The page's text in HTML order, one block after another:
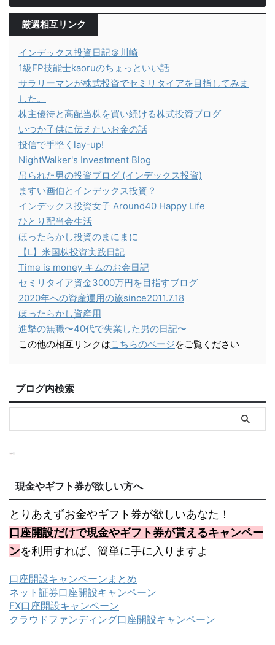
厳選相互リンク
インデックス投資日記＠川崎
1級FP技能士kaoruのちょっといい話
サラリーマンが株式投資でセミリタイアを目指してみま
した。
株主優待と高配当株を買い続ける株式投資ブログ
いつか子供に伝えたいお金の話
投信で手堅くlay-up!
NightWalker's Investment Blog
吊られた男の投資ブログ (インデックス投資)
ますい画伯とインデックス投資？
インデックス投資女子 Around40 Happy Life
ひとり配当金生活
ほったらかし投資のまにまに
【L】米国株投資実践日記
Time is money キムのお金日記
セミリタイア資金3000万円を目指すブログ
2020年への資産運用の旅since2011.7.18
ほったらかし資産用
進撃の無職〜40代で失業した男の日記〜
この他の相互リンクはこちらのページをご覧ください
ブログ内検索
現金やギフト券が欲しい方へ
とりあえずお金やギフト券が欲しいあなた！
口座開設だけで現金やギフト券が貰えるキャンペー
ンを利用すれば、簡単に手に入りますよ
口座開設キャンペーンまとめ
ネット証券口座開設キャンペーン
FX口座開設キャンペーン
クラウドファンディング口座開設キャンペーン